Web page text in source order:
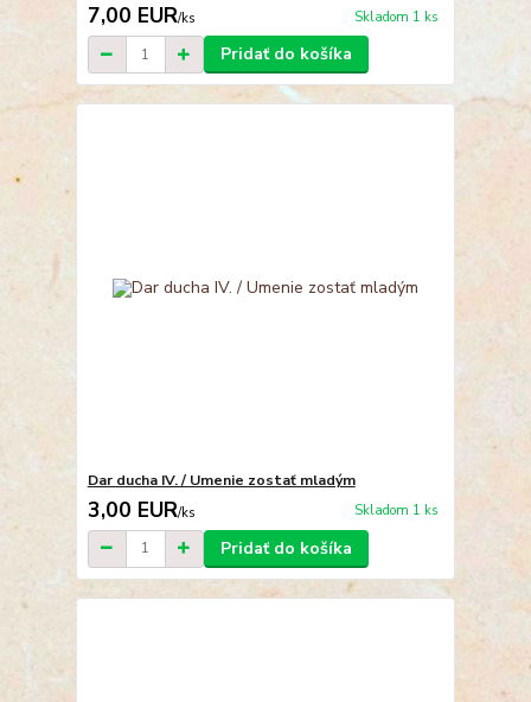
7,00 EUR/ks Skladom 1 ks
Pridať do košíka
Dar ducha IV. / Umenie zostať mladým
3,00 EUR/ks Skladom 1 ks
Pridať do košíka